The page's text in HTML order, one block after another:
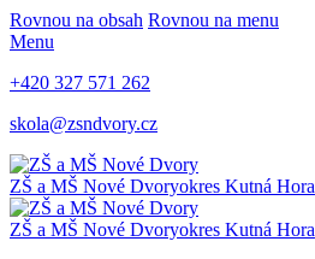
Rovnou na obsah Rovnou na menu
Menu
+420 327 571 262
skola@zsndvory.cz
ZŠ a MŠ Nové Dvoryokres Kutná Hora
ZŠ a MŠ Nové Dvoryokres Kutná Hora